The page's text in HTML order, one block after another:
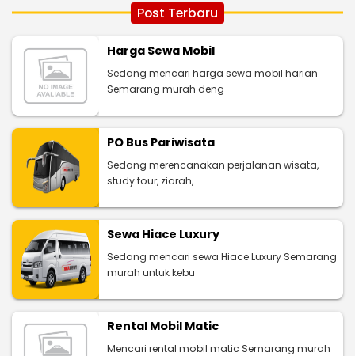
Post Terbaru
Harga Sewa Mobil
Sedang mencari harga sewa mobil harian
Semarang murah deng
PO Bus Pariwisata
Sedang merencanakan perjalanan wisata,
study tour, ziarah,
Sewa Hiace Luxury
Sedang mencari sewa Hiace Luxury Semarang
murah untuk kebu
Rental Mobil Matic
Mencari rental mobil matic Semarang murah